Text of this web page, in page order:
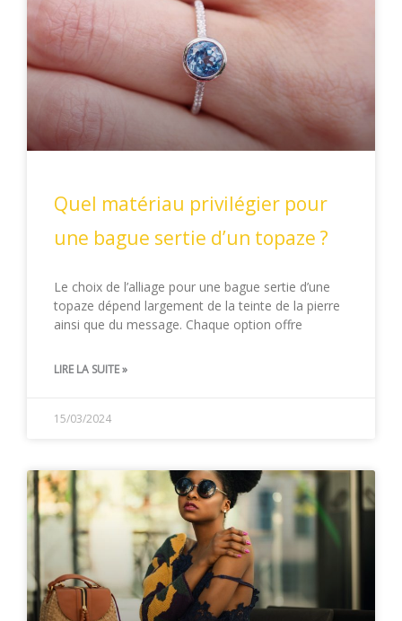
Quel matériau privilégier pour
une bague sertie d’un topaze ?
Le choix de l’alliage pour une bague sertie d’une
topaze dépend largement de la teinte de la pierre
ainsi que du message. Chaque option offre
LIRE LA SUITE »
15/03/2024